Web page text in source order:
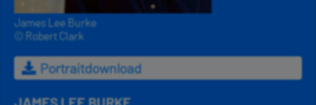
James Lee Burke
© Robert Clark
Portraitdownload